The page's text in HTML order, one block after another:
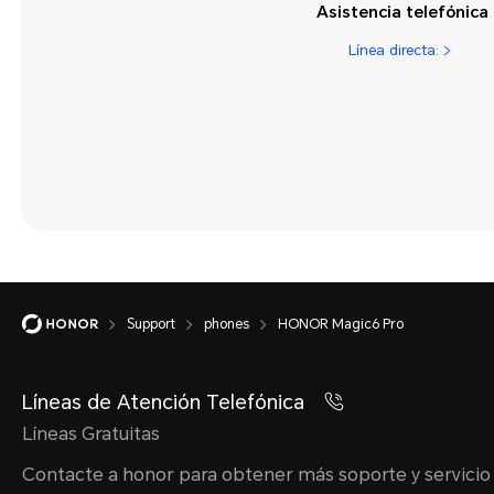
Aplicaciones y
Cámara y sensor
Galería
Gestos y operación
Asistencia telefónica
Línea directa:
Support phones HONOR Magic6 Pro
Líneas de Atención Telefónica
Líneas Gratuitas
Contacte a honor para obtener más soporte y servicio